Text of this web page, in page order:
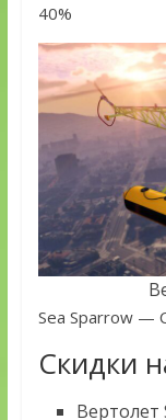
40%
Sea Sparrow —
Скидки
Вертолет